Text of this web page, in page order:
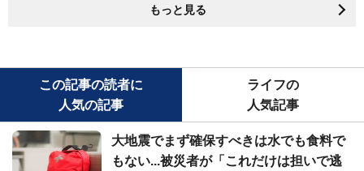
もっと見る
この記事の読者に
人気の記事
ライフの
人気記事
大地震でまず確保すべきは水でも食料で
もない...被災者が「これだけは担いで逃